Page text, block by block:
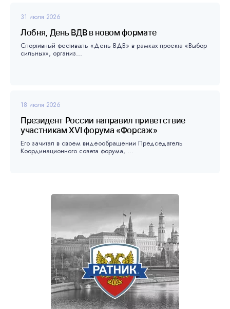
31 июля 2026
Лобня, День ВДВ в новом формате
Спортивный фестиваль «День ВДВ» в рамках проекта «Выбор
сильных», организ...
18 июля 2026
Президент России направил приветствие
участникам XVI форума «Форсаж»
Его зачитал в своем видеообращении Председатель
Координационного совета форума, ...